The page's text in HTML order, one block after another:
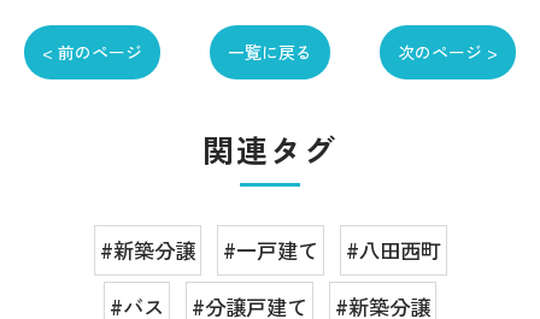
< 前のページ 一覧に戻る 次のページ >
関連タグ
#新築分譲 #一戸建て
#八田西町
#バス
#分譲戸建て
#新築分譲